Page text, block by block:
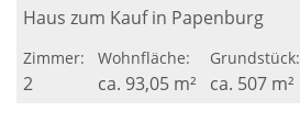
Haus zum Kauf in Papenburg
Zimmer:
2
Wohnfläche:
ca. 93,05 m²
Grundstück:
ca. 507 m²